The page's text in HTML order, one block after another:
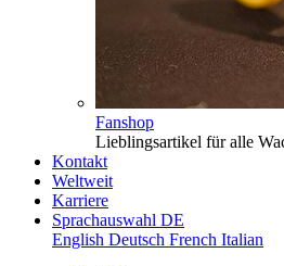
Fanshop
Lieblingsartikel für alle
Kontakt
Weltweit
Karriere
Sprachauswahl DE
English Deutsch French Italian